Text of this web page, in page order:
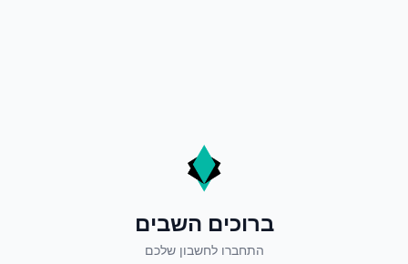
ברוכים השבים
התחברו לחשבון שלכם